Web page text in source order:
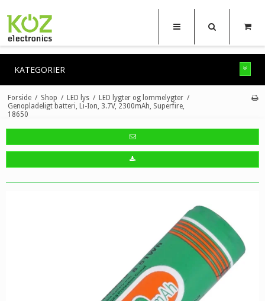
KATEGORIER
Forside / Shop / LED lys / LED lygter og lommelygter /
Genopladeligt batteri, Li-Ion, 3.7V, 2300mAh, Superfire,
18650